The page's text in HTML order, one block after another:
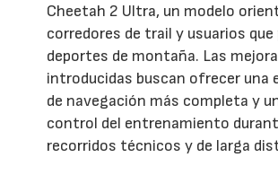
Cheetah 2 Ultra, un modelo
corredores de trail y usuarios
deportes de montaña. Las
introducidas buscan ofrecer una
de navegación más completa y
control del entrenamiento
recorridos técnicos y de larga